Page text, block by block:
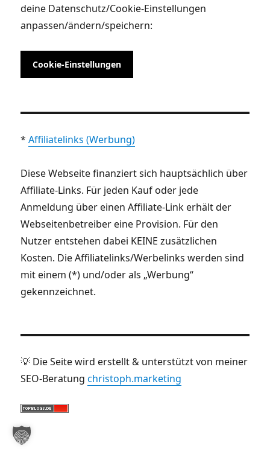
deine Datenschutz/Cookie-Einstellungen
anpassen/ändern/speichern:
Cookie-Einstellungen
*Affiliatelinks (Werbung)
Diese Webseite finanziert sich hauptsächlich über
Affiliate-Links. Für jeden Kauf oder jede
Anmeldung über einen Affiliate-Link erhält der
Webseitenbetreiber eine Provision. Für den
Nutzer entstehen dabei KEINE zusätzlichen
Kosten. Die Affiliatelinks/Werbelinks werden sind
mit einem (*) und/oder als „Werbung“
gekennzeichnet.
💡 Die Seite wird erstellt & unterstützt von meiner
SEO-Beratungchristoph.marketing